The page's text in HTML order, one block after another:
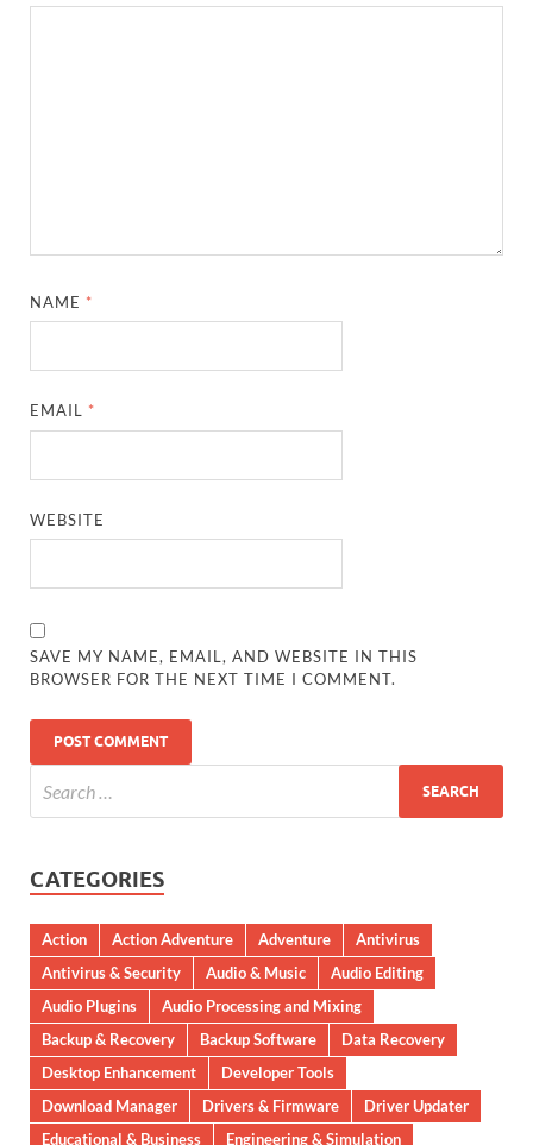
NAME *
EMAIL *
WEBSITE
SAVE MY NAME, EMAIL, AND WEBSITE IN THIS
BROWSER FOR THE NEXT TIME I COMMENT.
CATEGORIES
Action Action Adventure Adventure
Antivirus
Antivirus & Security
Audio & Music
Audio Editing
Audio Plugins
Audio Processing and Mixing
Backup & Recovery
Backup Software
Data Recovery
Desktop Enhancement
Developer Tools
Download Manager
Drivers & Firmware
Driver Updater
Educational & Business
Engineering & Simulation